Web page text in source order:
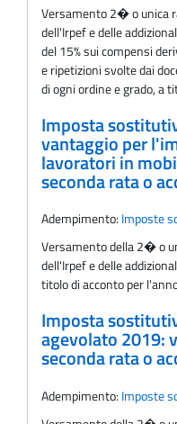
Versamento 2� o unica
dell'Irpef e delle
del 15% sui compensi
e ripetizioni svolte dai
di ogni ordine e grado, a
Imposta
vantaggio per
lavoratori in
seconda rata o
Adempimento: Imposte
Versamento della 2� o
dell'Irpef e delle
titolo di acconto per
Imposta
agevolato 2019:
seconda rata o
Adempimento: Imposte